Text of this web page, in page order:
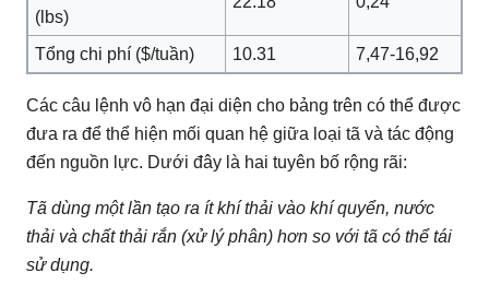
(lbs)
Tổng chi phí ($/tuần) 10.31 7,47-16,92
Các câu lệnh vô hạn đại diện cho bảng trên có thể được
đưa ra để thể hiện mối quan hệ giữa loại tã và tác động
đến nguồn lực. Dưới đây là hai tuyên bố rộng rãi:
Tã dùng một lần tạo ra ít khí thải vào khí quyển, nước
thải và chất thải rắn (xử lý phân) hơn so với tã có thể tái
sử dụng.